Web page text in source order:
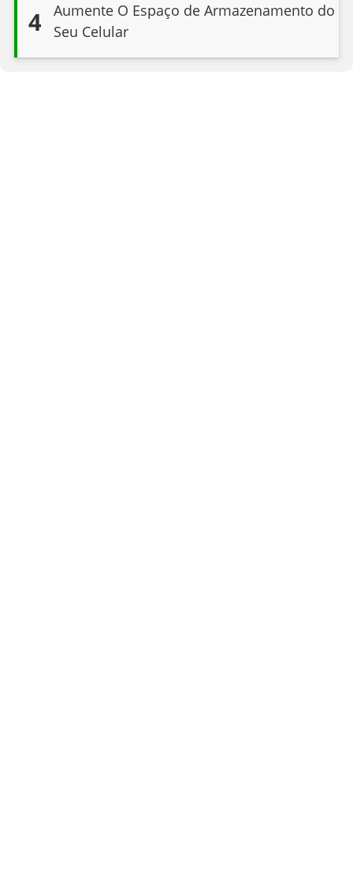
4
Aumente O Espaço de Armazenamento do
Seu Celular